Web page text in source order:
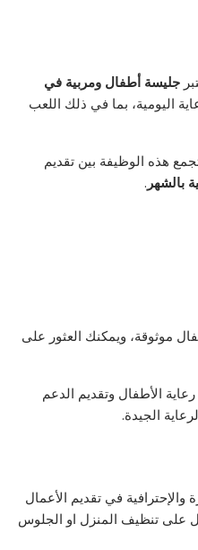
جليسة أطفال ومربية في
اليومية، بما في ذلك اللعب
هذه الوظيفة بين تقديم
بالشهر .
موثوقة، ويمكنك العثور على
الأطفال وتقديم الدعم
الجيدة.
في تقديم الأعمال
على تنظيف المنزل او الجلوس